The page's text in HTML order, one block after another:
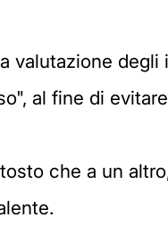
valutazione
al fine di
che a un